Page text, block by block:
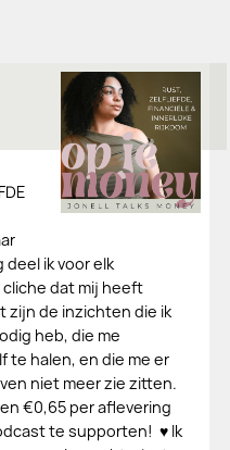
ik voor elk
dat mij heeft
zijn de inzichten die ik
heb, die me
te halen, en die me er
niet meer zie zitten.
€0,65 per aflevering
te supporten! ♥ Ik